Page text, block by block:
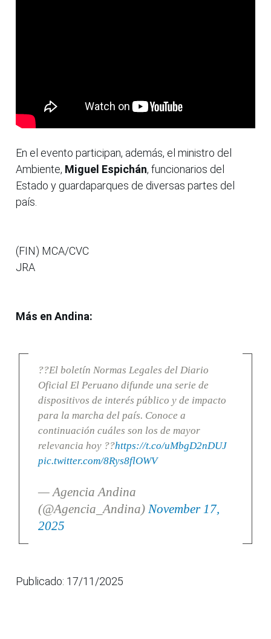
En el evento participan, además, el ministro del
Ambiente, Miguel Espichán, funcionarios del
Estado y guardaparques de diversas partes del
país.
(FIN) MCA/CVC
JRA
Más en Andina:
??El boletín Normas Legales del Diario
Oficial El Peruano difunde una serie de
dispositivos de interés público y de impacto
para la marcha del país. Conoce a
continuación cuáles son los de mayor
relevancia hoy ??https://t.co/uMbgD2nDUJ
pic.twitter.com/8Rys8flOWV
— Agencia Andina
(@Agencia_Andina) November 17,
2025
Publicado: 17/11/2025